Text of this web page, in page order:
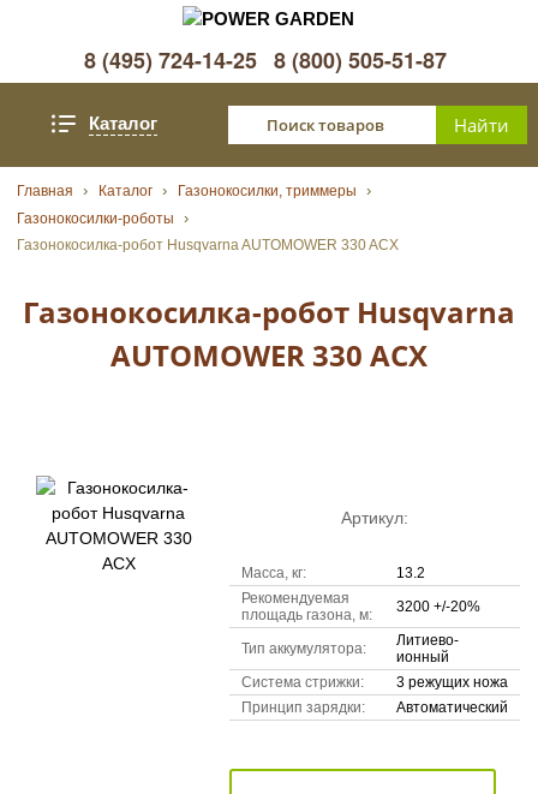
8 (495) 724-14-25 8 (800) 505-51-87
Каталог
Главная Каталог
Газонокосилки, триммеры
Газонокосилки-роботы
Газонокосилка-робот Husqvarna AUTOMOWER 330 ACX
Газонокосилка-робот Husqvarna
AUTOMOWER 330 ACX
Артикул:
Масса, кг:
13.2
Рекомендуемая
площадь газона, м:
3200 +/-20%
Тип аккумулятора:
Литиево-
ионный
Система стрижки:
3 режущих ножа
Принцип зарядки:
Автоматический